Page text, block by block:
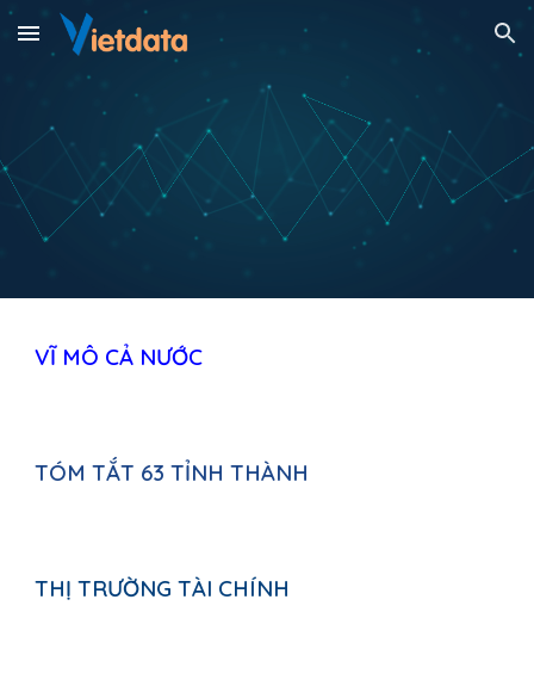
Skip to main content Skip to navigation
VĨ MÔ CẢ NƯỚC
TÓM TẮT 63 TỈNH THÀNH
THỊ TRƯỜNG TÀI CHÍNH